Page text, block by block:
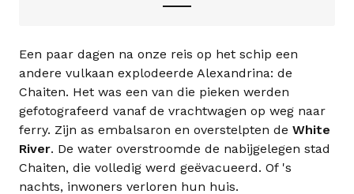
Een paar dagen na onze reis op het schip een
andere vulkaan explodeerde Alexandrina: de
Chaiten. Het was een van die pieken werden
gefotografeerd vanaf de vrachtwagen op weg naar
ferry. Zijn as embalsaron en overstelpten de White
River. De water overstroomde de nabijgelegen stad
Chaiten, die volledig werd geëvacueerd. Of 's
nachts, inwoners verloren hun huis.